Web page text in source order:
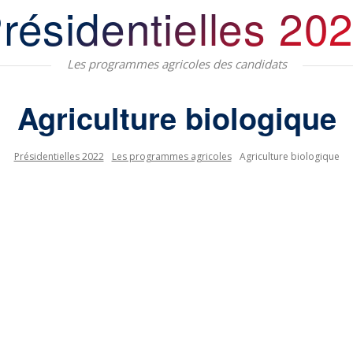
Les programmes agricoles des candidats
Agriculture biologique
Présidentielles 2022 Les programmes agricoles Agriculture biologique